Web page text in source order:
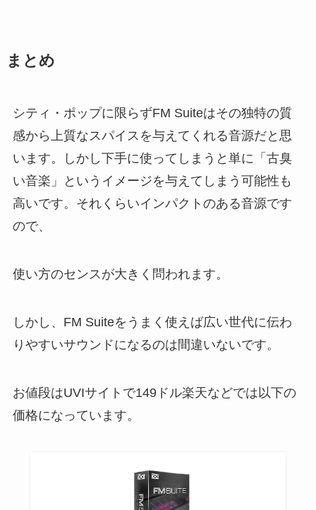
まとめ
シティ・ポップに限らずFM Suiteはその独特の質
感から上質なスパイスを与えてくれる音源だと思
います。しかし下手に使ってしまうと単に「古臭
い音楽」というイメージを与えてしまう可能性も
高いです。それくらいインパクトのある音源です
ので、
使い方のセンスが大きく問われます。
しかし、FM Suiteをうまく使えば広い世代に伝わ
りやすいサウンドになるのは間違いないです。
お値段はUVIサイトで149ドル楽天などでは以下の
価格になっています。